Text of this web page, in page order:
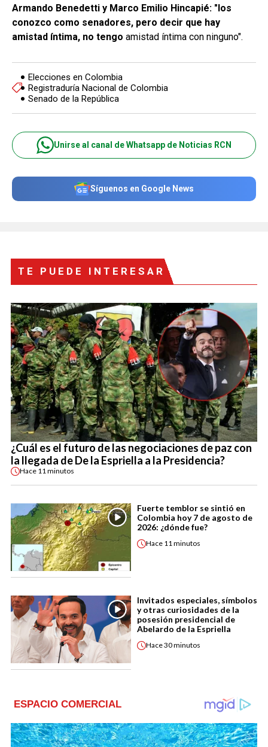
Armando Benedetti y Marco Emilio Hincapié: "los
conozco como senadores, pero decir que hay
amistad íntima, no tengo amistad íntima con ninguno".
Elecciones en Colombia
Registraduría Nacional de Colombia
Senado de la República
Unirse al canal de Whatsapp de Noticias RCN
Síguenos en Google News
TE PUEDE INTERESAR
¿Cuál es el futuro de las negociaciones de paz con
la llegada de De la Espriella a la Presidencia?
Hace 11 minutos
Fuerte temblor se sintió en
Colombia hoy 7 de agosto de
2026: ¿dónde fue?
Hace 11 minutos
Invitados especiales, símbolos
y otras curiosidades de la
posesión presidencial de
Abelardo de la Espriella
Hace30 minutos